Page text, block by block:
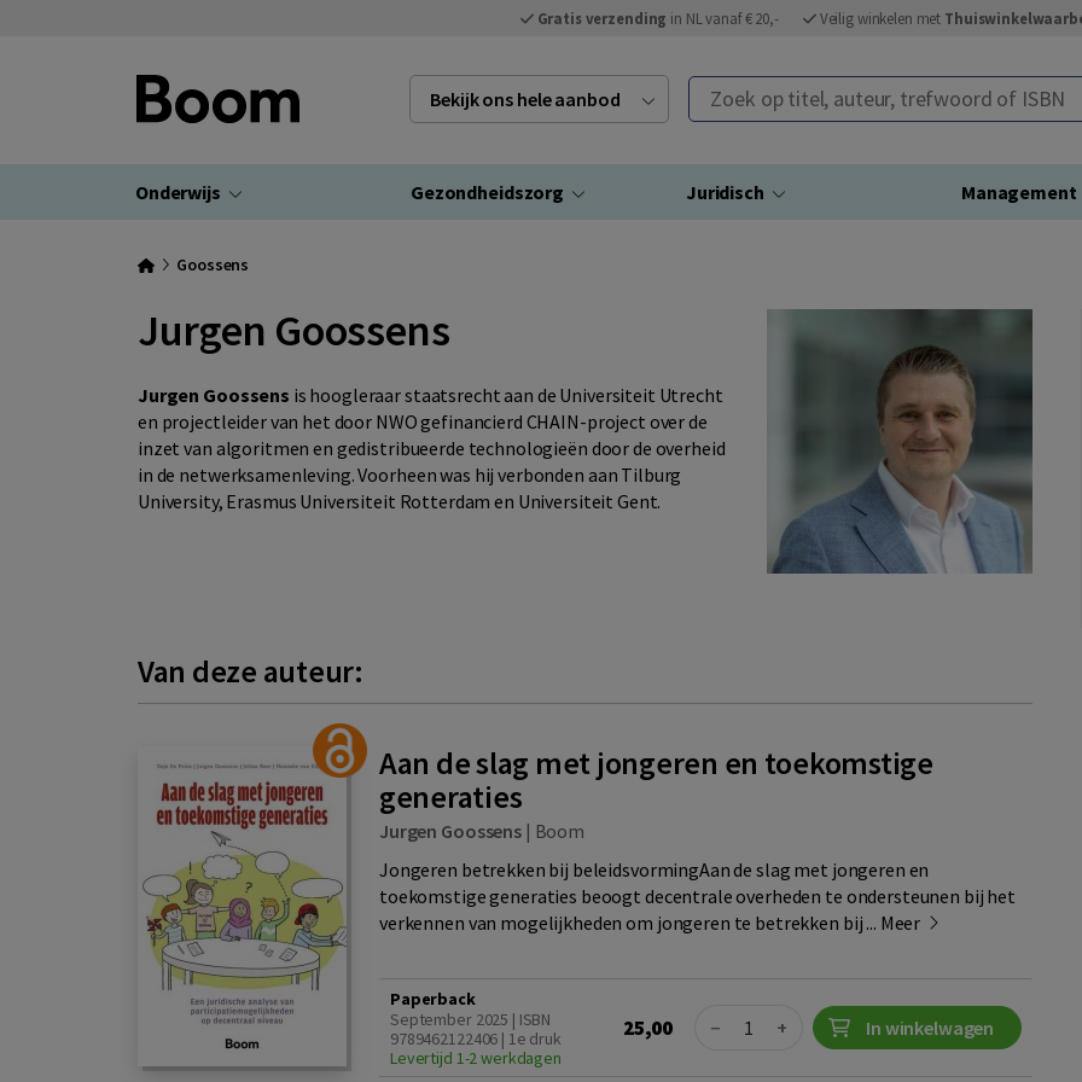
Gratis verzending in NL vanaf € 20,- Veilig winkelen met
Bekijk ons hele aanbod Zoek op titel, auteur, trefwoord of ISBN
Onderwijs Gezondheidszorg Juridisch Management
Goossens
Jurgen Goossens
Jurgen Goossens is hoogleraar staatsrecht aan de Universiteit Utrecht
en projectleider van het door NWO gefinancierd CHAIN-project over de
inzet van algoritmen en gedistribueerde technologieën door de overheid
in de netwerksamenleving. Voorheen was hij verbonden aan Tilburg
University, Erasmus Universiteit Rotterdam en Universiteit Gent.
Van deze auteur:
Aan de slag met jongeren en toekomstige
generaties
Jurgen Goossens| Boom
Jongeren betrekken bij beleidsvormingAan de slag met jongeren en
toekomstige generaties beoogt decentrale overheden te ondersteunen bij het
verkennen van mogelijkheden om jongeren te betrekken bij ... Meer
Paperback
September 2025 | ISBN
9789462122406 | 1e druk
Levertijd 1-2 werkdagen
25,00 Quantity
− + In winkelwagen